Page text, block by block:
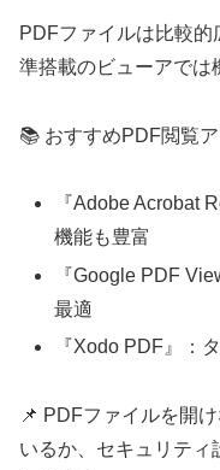
PDFファイルは比較
準搭載のビューアでは
📚 おすすめPDF閲覧ア
『Adobe Acrobat
機能も豊富
『Google PDF
最適
『Xodo PDF』：
📌 PDFファイルを開
いるか、セキュリテ